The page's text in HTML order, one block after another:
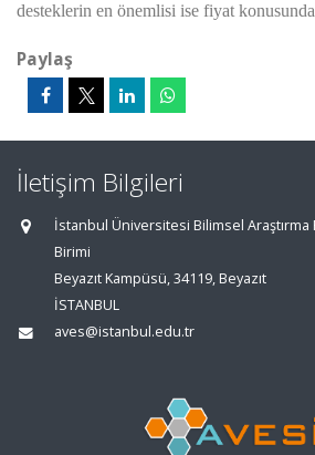
desteklerin en önemlisi ise fiyat
Paylaş
İletişim Bilgileri
İstanbul Üniversitesi Bilimsel
Birimi
Beyazıt Kampüsü, 34119, Beyazıt
İSTANBUL
aves@istanbul.edu.tr